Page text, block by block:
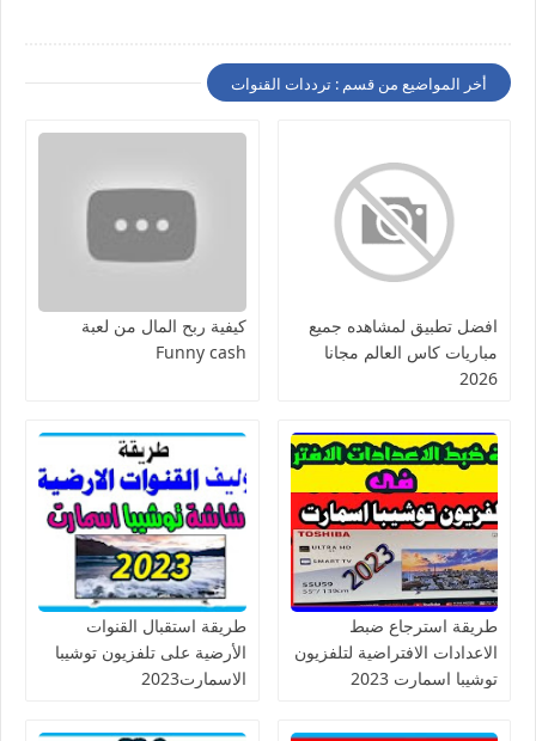
أخر المواضيع من قسم : ترددات القنوات
افضل تطبيق لمشاهده جميع
مباريات كاس العالم مجانا
2026
كيفية ربح المال من لعبة
Funny cash
طريقة استرجاع ضبط
الاعدادات الافتراضية لتلفزيون
توشيبا اسمارت 2023
طريقة استقبال القنوات
الأرضية على تلفزيون توشيبا
الاسمارت2023